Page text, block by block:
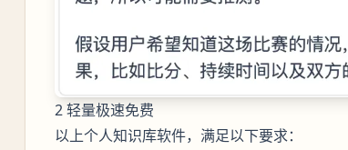
2 轻量极速免费
以上个人知识库软件，满足以下要求：